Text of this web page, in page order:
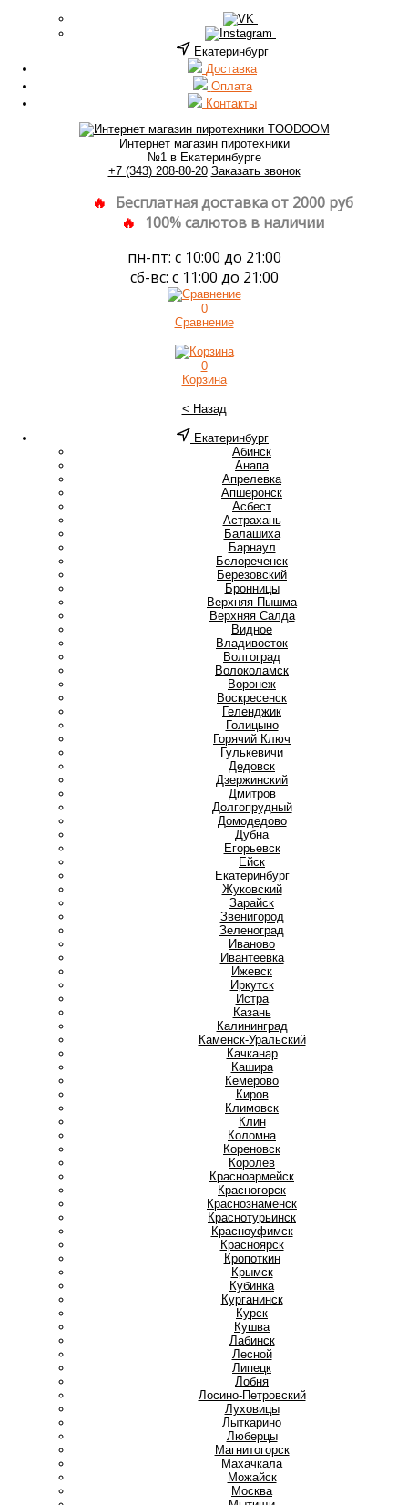
Екатеринбург
Доставка
Оплата
Контакты
Интернет магазин пиротехники
№1 в Екатеринбурге
+7 (343) 208-80-20 Заказать звонок
Бесплатная доставка от 2000 руб
100% салютов в наличии
пн-пт: с 10:00 до 21:00
сб-вс: с 11:00 до 21:00
0
Сравнение
0
Корзина
< Назад
Екатеринбург
Абинск
Анапа
Апрелевка
Апшеронск
Асбест
Астрахань
Балашиха
Барнаул
Белореченск
Березовский
Бронницы
Верхняя Пышма
Верхняя Салда
Видное
Владивосток
Волгоград
Волоколамск
Воронеж
Воскресенск
Геленджик
Голицыно
Горячий Ключ
Гулькевичи
Дедовск
Дзержинский
Дмитров
Долгопрудный
Домодедово
Дубна
Егорьевск
Ейск
Екатеринбург
Жуковский
Зарайск
Звенигород
Зеленоград
Иваново
Ивантеевка
Ижевск
Иркутск
Истра
Казань
Калининград
Каменск-Уральский
Качканар
Кашира
Кемерово
Киров
Климовск
Клин
Коломна
Кореновск
Королев
Красноармейск
Красногорск
Краснознаменск
Краснотурьинск
Красноуфимск
Красноярск
Кропоткин
Крымск
Кубинка
Курганинск
Курск
Кушва
Лабинск
Лесной
Липецк
Лобня
Лосино-Петровский
Луховицы
Лыткарино
Люберцы
Магнитогорск
Махачкала
Можайск
Москва